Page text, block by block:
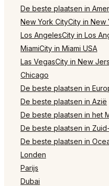
De beste plaatsen in
New York CityCity in New
Los AngelesCity in Los
MiamiCity in Miami USA
Las VegasCity in New
Chicago
De beste plaatsen in
De beste plaatsen in Azië
De beste plaatsen in het
De beste plaatsen in
De beste plaatsen in
Londen
Parijs
Dubai